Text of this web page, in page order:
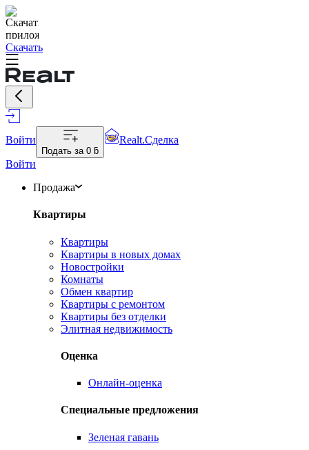
Скачать
Войти
Подать за 0 ƃ
Realt.Сделка
Войти
Продажа
Квартиры
Квартиры
Квартиры в новых домах
Новостройки
Комнаты
Обмен квартир
Квартиры с ремонтом
Квартиры без отделки
Элитная недвижимость
Оценка
Онлайн-оценка
Специальные предложения
Зеленая гавань